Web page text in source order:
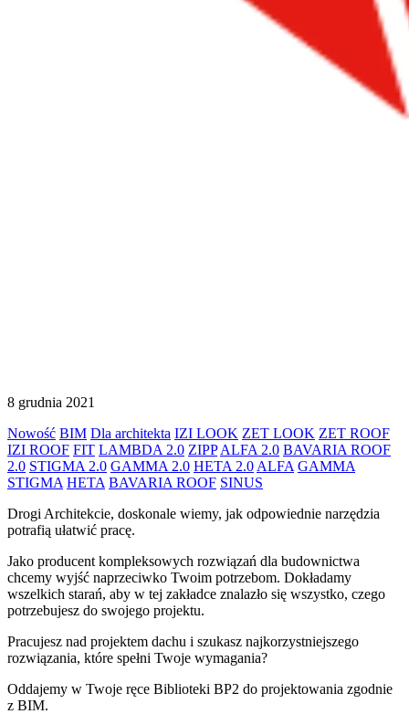
8 grudnia 2021
Nowość BIM Dla architekta IZI LOOK ZET LOOK ZET ROOF
IZI ROOF FIT LAMBDA 2.0 ZIPP ALFA 2.0 BAVARIA ROOF
2.0 STIGMA 2.0 GAMMA 2.0 HETA 2.0 ALFA GAMMA
STIGMA HETA BAVARIA ROOF SINUS
Drogi Architekcie, doskonale wiemy, jak odpowiednie narzędzia
potrafią ułatwić pracę.
Jako producent kompleksowych rozwiązań dla budownictwa
chcemy wyjść naprzeciwko Twoim potrzebom. Dokładamy
wszelkich starań, aby w tej zakładce znalazło się wszystko, czego
potrzebujesz do swojego projektu.
Pracujesz nad projektem dachu i szukasz najkorzystniejszego
rozwiązania, które spełni Twoje wymagania?
Oddajemy w Twoje ręce Biblioteki BP2 do projektowania zgodnie
z BIM.